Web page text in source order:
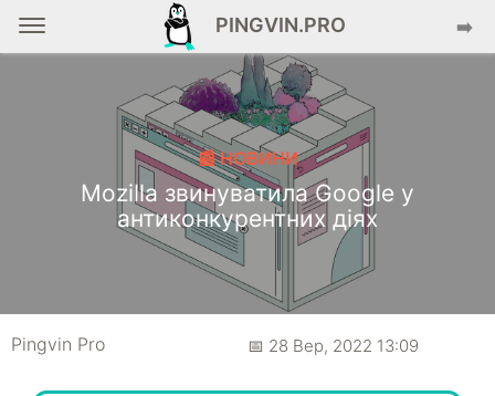
PINGVIN.PRO ➡️
📰 НОВИНИ
Mozilla звинуватила Google у
антиконкурентних діях
Pingvin Pro 📅 28 Вер, 2022 13:09